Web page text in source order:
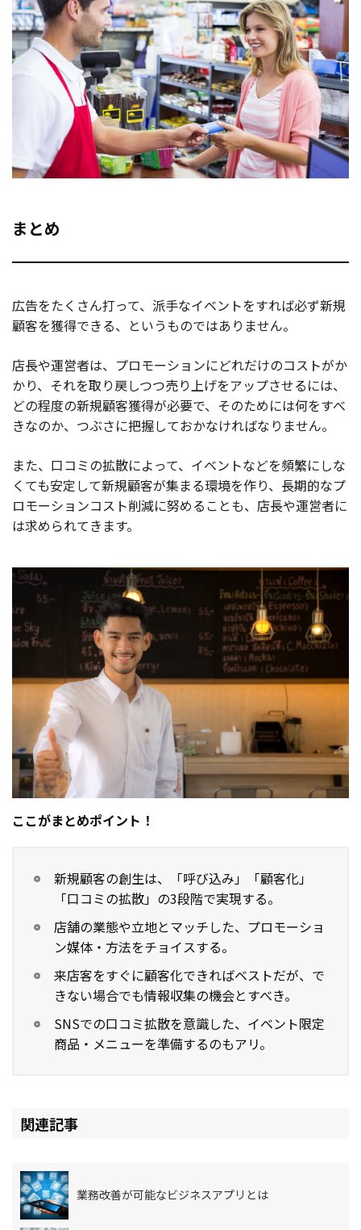
まとめ
広告をたくさん打って、派手なイベントをすれば必ず新規
顧客を獲得できる、というものではありません。
店長や運営者は、プロモーションにどれだけのコストがか
かり、それを取り戻しつつ売り上げをアップさせるには、
どの程度の新規顧客獲得が必要で、そのためには何をすべ
きなのか、つぶさに把握しておかなければなりません。
また、口コミの拡散によって、イベントなどを頻繁にしな
くても安定して新規顧客が集まる環境を作り、長期的なプ
ロモーションコスト削減に努めることも、店長や運営者に
は求められてきます。
ここがまとめポイント！
新規顧客の創生は、「呼び込み」「顧客化」
「口コミの拡散」の3段階で実現する。
店舗の業態や立地とマッチした、プロモーショ
ン媒体・方法をチョイスする。
来店客をすぐに顧客化できればベストだが、で
きない場合でも情報収集の機会とすべき。
SNSでの口コミ拡散を意識した、イベント限定
商品・メニューを準備するのもアリ。
関連記事
業務改善が可能なビジネスアプリとは